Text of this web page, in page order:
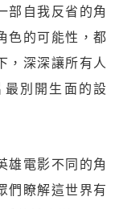
部自我反省的角
色的可能性，都
，深深讓所有人
別開生面的設
雄電影不同的角
們瞭解這世界有